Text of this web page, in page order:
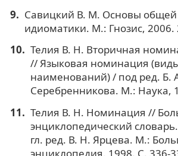
Савицкий В. М. Основы общей
идиоматики. М.: Гнозис, 2006.
Телия В. Н. Вторичная
// Языковая номинация
наименований) / под ред. Б.
Серебренникова. М.: Наука,
Телия В. Н. Номинация //
энциклопедический
гл. ред. В. Н. Ярцева. М.: